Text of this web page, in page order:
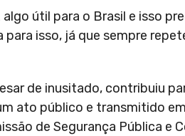
útil para o Brasil e isso
isso, já que sempre
de inusitado, contribuiu
ato público e transmitido
de Segurança Pública e